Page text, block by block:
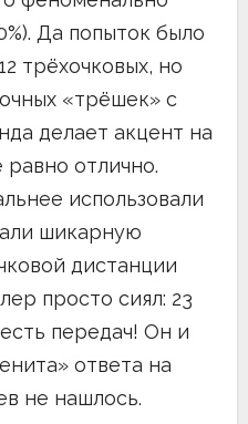
Да попыток было
трёхочковых, но
«трёшек» с
делает акцент на
отлично.
использовали
шикарную
дистанции
просто сиял: 23
передач! Он и
ответа на
не нашлось.